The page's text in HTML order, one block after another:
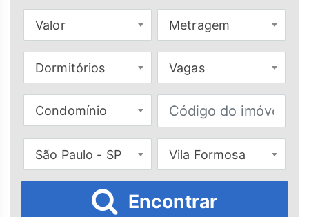
Valor Metragem
Dormitórios Vagas
Condomínio
São Paulo - SP Vila Formosa
Encontrar